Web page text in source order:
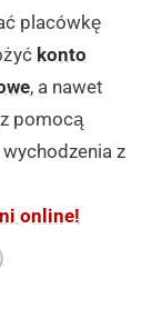
placówkę
konto
, a nawet
pomocą
z
online!